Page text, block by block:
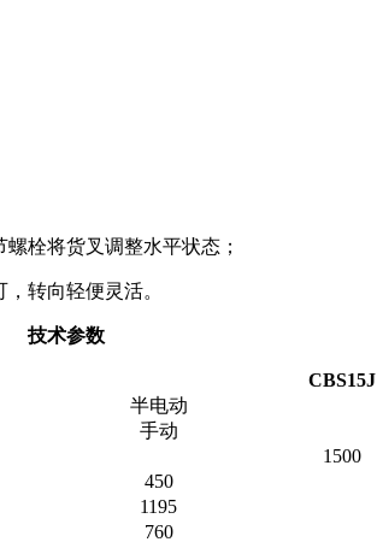
栓将货叉调整水平状态；
转向轻便灵活。
技术参数
CBS15J
半电动
手动
1500
450
1195
760